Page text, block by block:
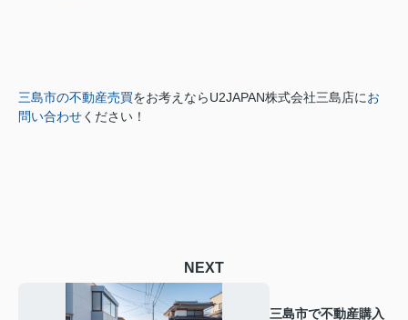
三島市の不動産売買をお考えならU2JAPAN株式会社三島店にお
問い合わせください！
NEXT
三島市で不動産購入